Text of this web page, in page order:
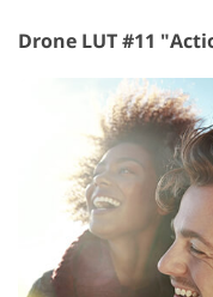
Drone LUT #11